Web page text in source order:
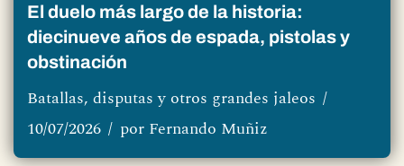
El duelo más largo de la historia:
diecinueve años de espada, pistolas y
obstinación
Batallas, disputas y otros grandes jaleos
10/07/2026
por Fernando Muñiz